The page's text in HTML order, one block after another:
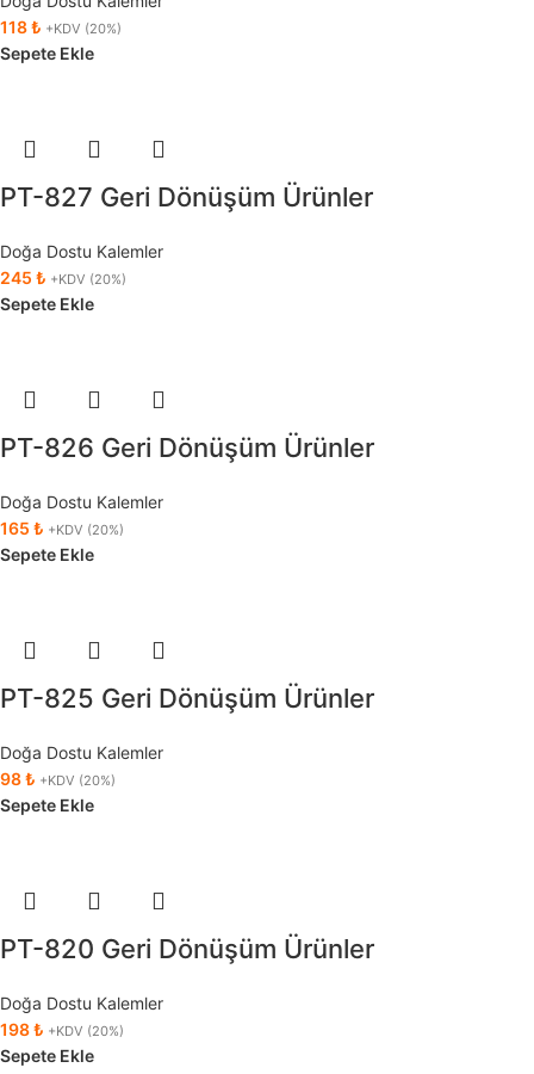
118₺ +KDV (20%)
Sepete Ekle
PT-827 Geri Dönüşüm Ürünler
Doğa Dostu Kalemler
245 ₺ +KDV (20%)
Sepete Ekle
PT-826 Geri Dönüşüm Ürünler
Doğa Dostu Kalemler
165 ₺ +KDV (20%)
Sepete Ekle
PT-825 Geri Dönüşüm Ürünler
Doğa Dostu Kalemler
98₺ +KDV (20%)
Sepete Ekle
PT-820 Geri Dönüşüm Ürünler
Doğa Dostu Kalemler
198₺ +KDV (20%)
Sepete Ekle